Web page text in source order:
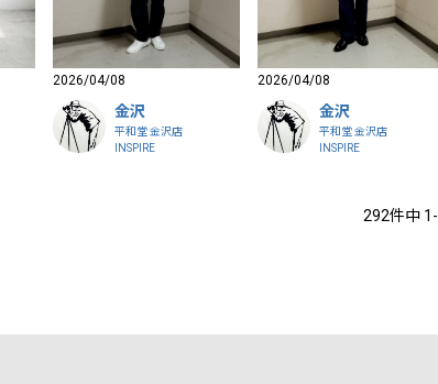
2026/04/08
金沢
平和堂 金沢店
INSPIRE
2026/04/08
金沢
平和堂 金沢店
INSPIRE
292件中 1 -